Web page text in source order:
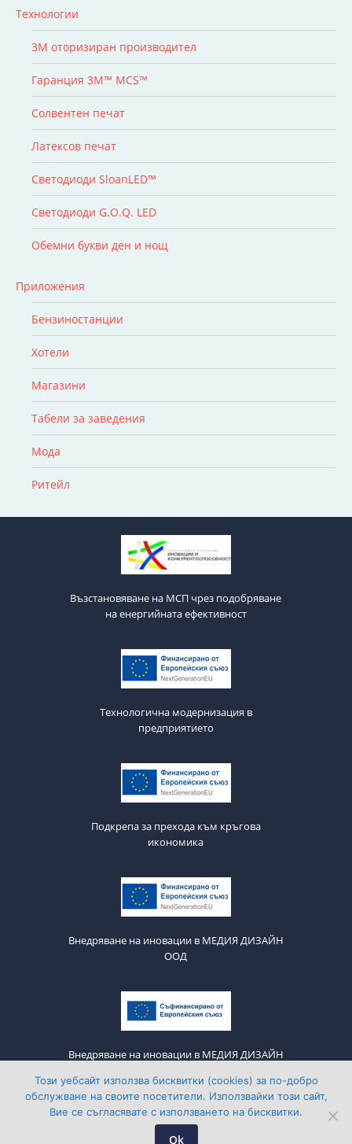
Технологии
3M оторизиран производител
Гаранция 3M™ MCS™
Солвентен печат
Латексов печат
Светодиоди SloanLED™
Светодиоди G.O.Q. LED
Обемни букви ден и нощ
Приложения
Бензиностанции
Хотели
Магазини
Табели за заведения
Мода
Ритейл
Възстановяване на МСП чрез подобряване
на енергийната ефективност
Технологична модернизация в
предприятието
Подкрепа за прехода към кръгова
икономика
Внедряване на иновации в МЕДИЯ ДИЗАЙН
ООД
Внедряване на иновации в МЕДИЯ ДИЗАЙН
Media Design © 2011-2026 All Rights Reserved
Този уебсайт използва бисквитки (cookies) за по-добро
обслужване на своите посетители. Използвайки този сайт,
Вие се съгласявате с използването на бисквитки.
Ok